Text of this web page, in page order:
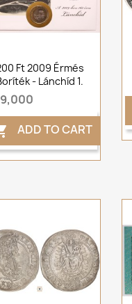
Ft 2009 Érmés
- Lánchíd 1.
ADD TO CART